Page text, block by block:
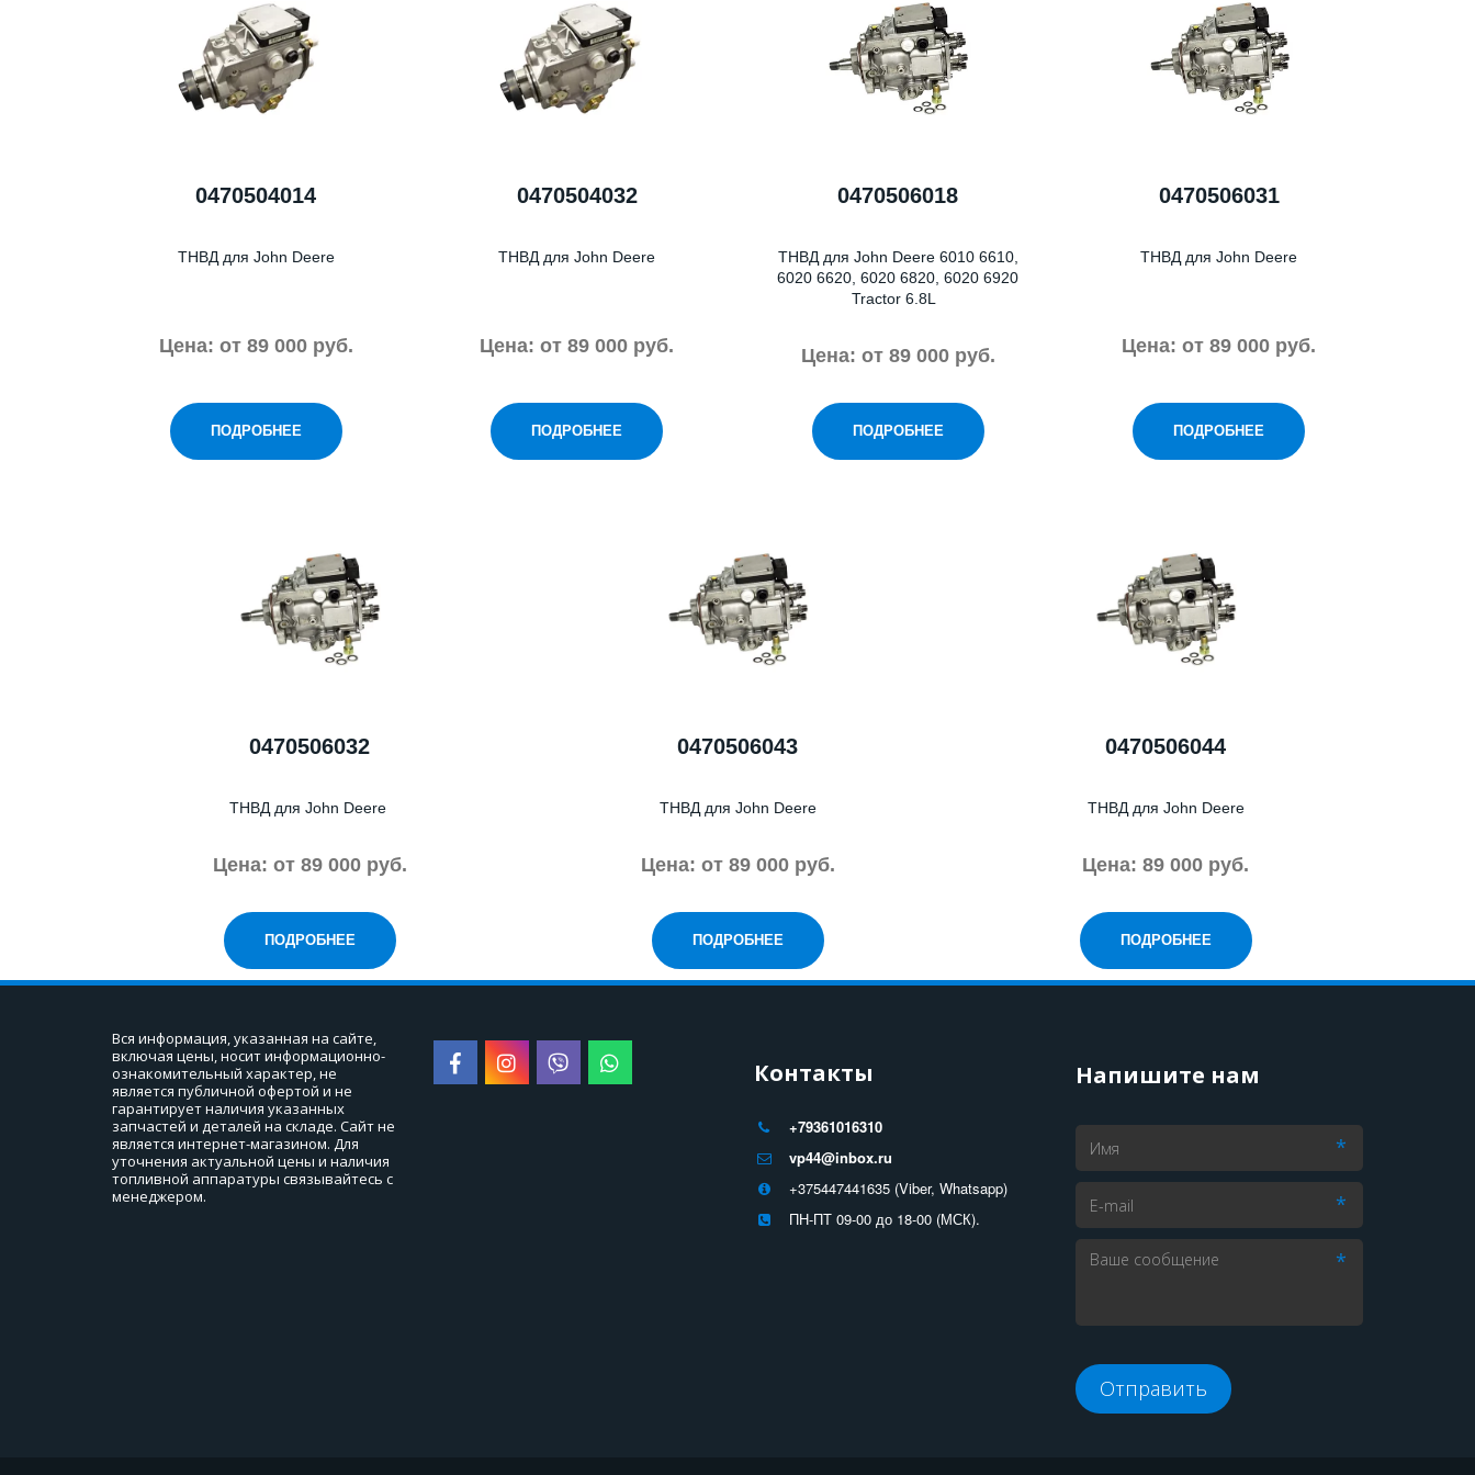
0470504014
ТНВД для John Deere
Цена: от 89 000 руб.
ПОДРОБНЕЕ
0470504032
ТНВД для John Deere
Цена: от 89 000 руб.
ПОДРОБНЕЕ
0470506018
ТНВД для John Deere 6010 6610,
6020 6620, 6020 6820, 6020 6920
Tractor 6.8L
Цена: от 89 000 руб.
ПОДРОБНЕЕ
0470506031
ТНВД для John Deere
Цена: от 89 000 руб.
ПОДРОБНЕЕ
0470506032
ТНВД для John Deere
Цена: от 89 000 руб.
ПОДРОБНЕЕ
0470506043
ТНВД для John Deere
Цена: от 89 000 руб.
ПОДРОБНЕЕ
0470506044
ТНВД для John Deere
Цена: 89 000 руб.
ПОДРОБНЕЕ
Вся информация, указанная на сайте,
включая цены, носит информационно-
ознакомительный характер, не
является публичной офертой и не
гарантирует наличия указанных
запчастей и деталей на складе. Сайт не
является интернет-магазином. Для
уточнения актуальной цены и наличия
топливной аппаратуры связывайтесь с
менеджером.
Контакты
+79361016310
vp44@inbox.ru
+375447441635 (Viber, Whatsapp)
ПН-ПТ 09-00 до 18-00 (МСК).
Напишите нам
*
*
*
Отправить